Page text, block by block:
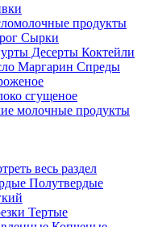
продукты
Сырки
Десерты Коктейли
Маргарин Спреды
сгущеное
молочные продукты
весь раздел
Полутвердые
Тертые